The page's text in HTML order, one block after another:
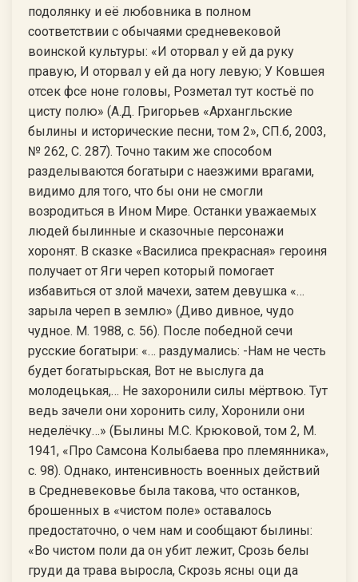
подолянку и её любовника в полном
соответствии с обычаями средневековой
воинской культуры: «И оторвал у ей да руку
правую, И оторвал у ей да ногу левую; У Ковшея
отсек фсе ноне головы, Розметал тут костьё по
цисту полю» (А.Д. Григорьев «Архангльские
былины и исторические песни, том 2», СП.б, 2003,
№ 262, С. 287). Точно таким же способом
разделываются богатыри с наезжими врагами,
видимо для того, что бы они не смогли
возродиться в Ином Мире. Останки уважаемых
людей былинные и сказочные персонажи
хоронят. В сказке «Василиса прекрасная» героиня
получает от Яги череп который помогает
избавиться от злой мачехи, затем девушка «…
зарыла череп в землю» (Диво дивное, чудо
чудное. М. 1988, с. 56). После победной сечи
русские богатыри: «… раздумались: -Нам не честь
будет богатырьская, Вот не выслуга да
молодецькая,… Не захоронили силы мёртвою. Тут
ведь зачели они хоронить силу, Хоронили они
неделёчку…» (Былины М.С. Крюковой, том 2, М.
1941, «Про Самсона Колыбаева про племянника»,
с. 98). Однако, интенсивность военных действий
в Средневековье была такова, что останков,
брошенных в «чистом поле» оставалось
предостаточно, о чем нам и сообщают былины:
«Во чистом поли да он убит лежит, Срозь белы
груди да трава выросла, Скрозь ясны оци да